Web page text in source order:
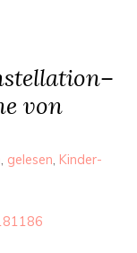
von
, gelesen, Kinder-